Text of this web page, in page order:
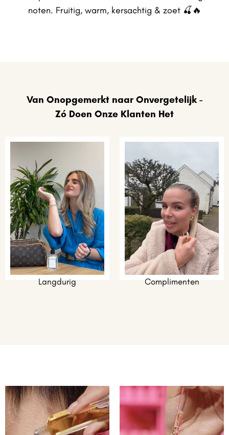
noten. Fruitig, warm, kersachtig & zoet 🍒🔥
Van Onopgemerkt naar Onvergetelijk -
Zó Doen Onze Klanten Het
Langdurig Complimenten